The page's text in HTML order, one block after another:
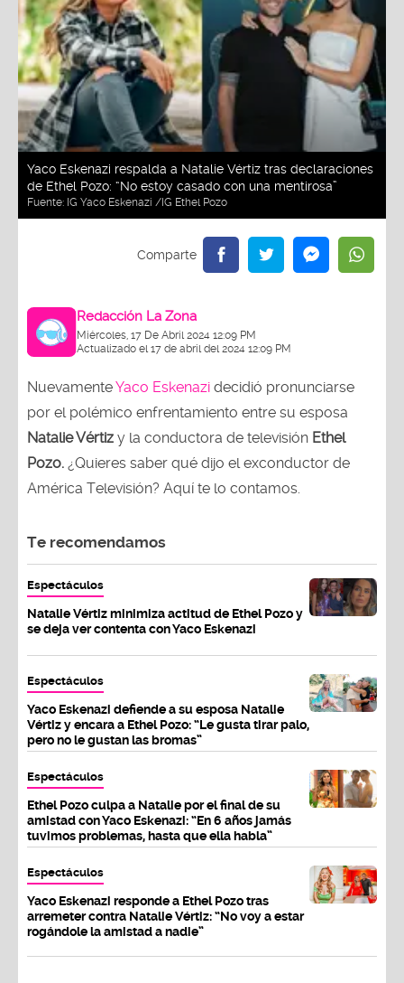
Yaco Eskenazi respalda a Natalie Vértiz tras declaraciones
de Ethel Pozo: “No estoy casado con una mentirosa”
Fuente: IG Yaco Eskenazi /IG Ethel Pozo
Redacción La Zona
Miércoles, 17 De Abril 2024 12:09 PM
Actualizado el 17 de abril del 2024 12:09 PM
NuevamenteYaco Eskenazi decidió pronunciarse
por el polémico enfrentamiento entre su esposa
Natalie Vértiz y la conductora de televisión Ethel
Pozo. ¿Quieres saber qué dijo el exconductor de
América Televisión? Aquí te lo contamos.
Te recomendamos
Espectáculos
Natalie Vértiz minimiza actitud de Ethel Pozo y
se deja ver contenta con Yaco Eskenazi
Espectáculos
Yaco Eskenazi defiende a su esposa Natalie
Vértiz y encara a Ethel Pozo: “Le gusta tirar palo,
pero no le gustan las bromas”
Espectáculos
Ethel Pozo culpa a Natalie por el final de su
amistad con Yaco Eskenazi: “En 6 años jamás
tuvimos problemas, hasta que ella habla”
Espectáculos
Yaco Eskenazi responde a Ethel Pozo tras
arremeter contra Natalie Vértiz: “No voy a estar
rogándole la amistad a nadie”